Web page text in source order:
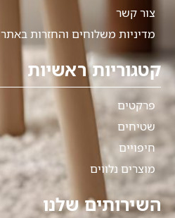
צור קשר
מדיניות משלוחים והחזרות באתר
קטגוריות ראשיות
פרקטים
שטיחים
חיפויים
מוצרים נלווים
השירותים שלנו